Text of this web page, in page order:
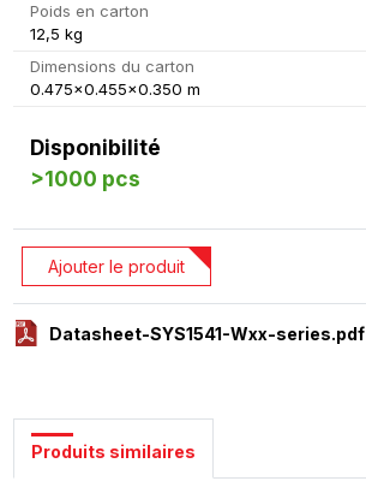
Poids en carton
12,5 kg
Dimensions du carton
0.475x0.455x0.350 m
Disponibilité
>1000 pcs
Datasheet-SYS1541-Wxx-series.pdf
Ajouter le produit
Produits similaires